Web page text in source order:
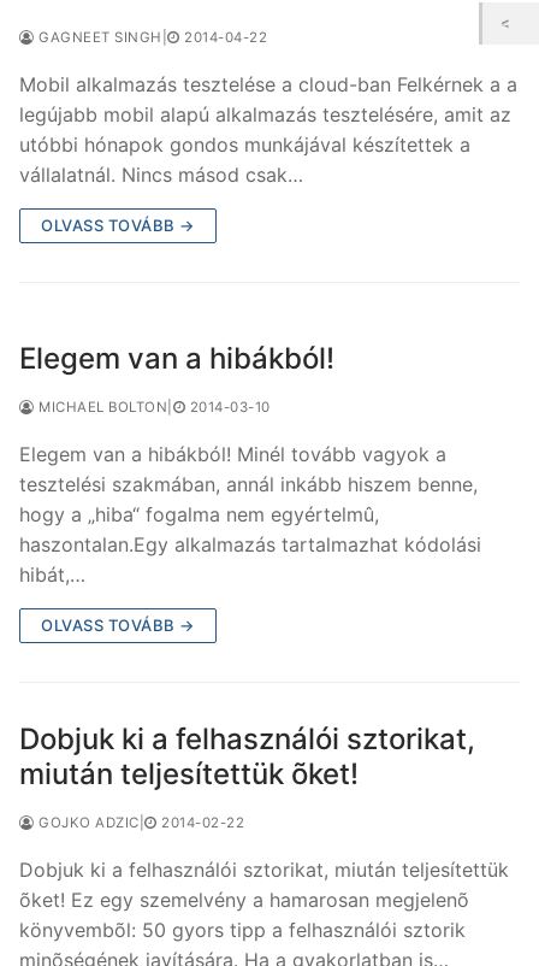
GAGNEET SINGH 2014-04-22
Mobil alkalmazás tesztelése a cloud-ban Felkérnek a a
legújabb mobil alapú alkalmazás tesztelésére, amit az
utóbbi hónapok gondos munkájával készítettek a
vállalatnál. Nincs másod csak…
OLVASS TOVÁBB →
Elegem van a hibákból!
MICHAEL BOLTON 2014-03-10
Elegem van a hibákból! Minél tovább vagyok a
tesztelési szakmában, annál inkább hiszem benne,
hogy a „hiba“ fogalma nem egyértelmû,
haszontalan.Egy alkalmazás tartalmazhat kódolási
hibát,…
OLVASS TOVÁBB →
Dobjuk ki a felhasználói sztorikat,
miután teljesítettük õket!
GOJKO ADZIC 2014-02-22
Dobjuk ki a felhasználói sztorikat, miután teljesítettük
õket! Ez egy szemelvény a hamarosan megjelenõ
könyvembõl: 50 gyors tipp a felhasználói sztorik
minõségének javítására. Ha a gyakorlatban is…